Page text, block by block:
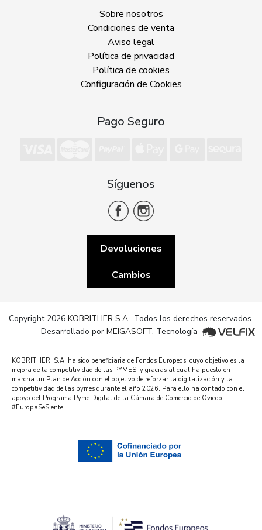
Sobre nosotros
Condiciones de venta
Aviso legal
Política de privacidad
Política de cookies
Configuración de Cookies
Pago Seguro
Síguenos
Devoluciones
Cambios
Copyright 2026 KOBRITHER S.A.. Todos los derechos reservados.
Desarrollado por MEIGASOFT. Tecnología
KOBRITHER, S.A. ha sido beneficiaria de Fondos Europeos, cuyo objetivo es la
mejora de la competitividad de las PYMES, y gracias al cual ha puesto en
marcha un Plan de Acción con el objetivo de reforzar la digitalización y la
competitividad de las pymes durante el año 2026. Para ello ha contado con el
apoyo del Programa Pyme Digital de la Cámara de Comercio de Oviedo.
#EuropaSeSiente